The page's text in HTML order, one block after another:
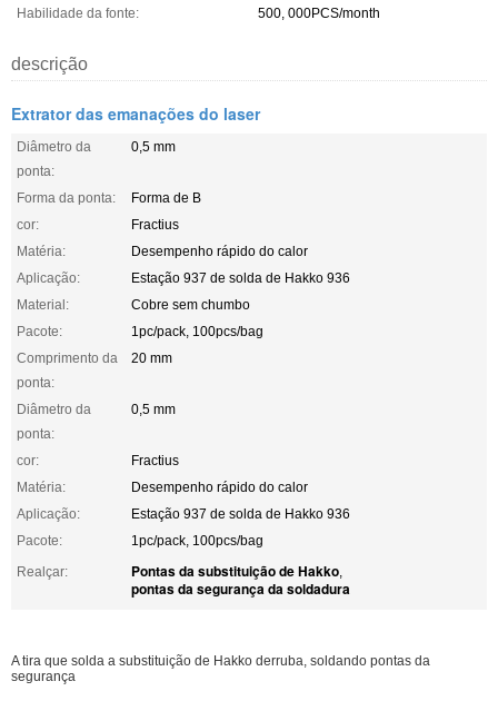
Habilidade da fonte:
500, 000PCS/month
descrição
Extrator das emanações do laser
Diâmetro da
ponta:
0,5 mm
Forma da ponta:
Forma de B
cor:
Fractius
Matéria:
Desempenho rápido do calor
Aplicação:
Estação 937 de solda de Hakko 936
Material:
Cobre sem chumbo
Pacote:
1pc/pack, 100pcs/bag
Comprimento da
ponta:
20 mm
Diâmetro da
ponta:
0,5 mm
cor:
Fractius
Matéria:
Desempenho rápido do calor
Aplicação:
Estação 937 de solda de Hakko 936
Pacote:
1pc/pack, 100pcs/bag
Realçar:
Pontas da substituição de Hakko,
pontas da segurança da soldadura
A tira que solda a substituição de Hakko derruba, soldando pontas da
segurança